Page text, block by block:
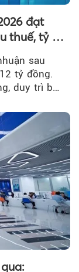
đạt
thuế, tỷ lệ
sau
tỷ đồng.
duy trì bộ